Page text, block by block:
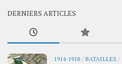
DERNIERS ARTICLES
1914-1918 / BATAILLES /